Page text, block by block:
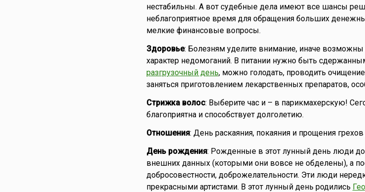
нестабильны. А вот судебные дела имеют все шансы
неблагоприятное время для обращения больших
мелкие финансовые вопросы.
Здоровье: Болезням уделите внимание, иначе
характер недомоганий. В питании нужно быть
разгрузочный день, можно голодать, проводить
заняться приготовлением лекарственных препаратов,
Стрижка волос: Выберите час и – в парикмахерскую!
благоприятна и способствует долголетию.
Отношения: День раскаяния, покаяния и прощения
День рождения: Рожденные в этот лунный день люди
внешних данных (которыми они вовсе не обделены), а
добросовестности, доброжелательности. Эти люди
прекрасными артистами. В этот лунный день родились